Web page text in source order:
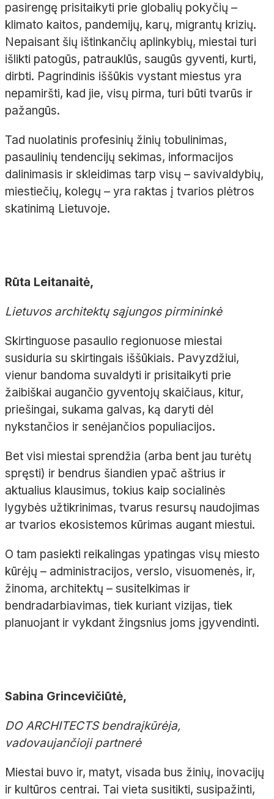
pasirengę prisitaikyti prie globalių pokyčių –
klimato kaitos, pandemijų, karų, migrantų krizių.
Nepaisant šių ištinkančių aplinkybių, miestai turi
išlikti patogūs, patrauklūs, saugūs gyventi, kurti,
dirbti. Pagrindinis iššūkis vystant miestus yra
nepamiršti, kad jie, visų pirma, turi būti tvarūs ir
pažangūs.
Tad nuolatinis profesinių žinių tobulinimas,
pasaulinių tendencijų sekimas, informacijos
dalinimasis ir skleidimas tarp visų – savivaldybių,
miestiečių, kolegų – yra raktas į tvarios plėtros
skatinimą Lietuvoje.
Rūta Leitanaitė,
Lietuvos architektų sąjungos pirmininkė
Skirtinguose pasaulio regionuose miestai
susiduria su skirtingais iššūkiais. Pavyzdžiui,
vienur bandoma suvaldyti ir prisitaikyti prie
žaibiškai augančio gyventojų skaičiaus, kitur,
priešingai, sukama galvas, ką daryti dėl
nykstančios ir senėjančios populiacijos.
Bet visi miestai sprendžia (arba bent jau turėtų
spręsti) ir bendrus šiandien ypač aštrius ir
aktualius klausimus, tokius kaip socialinės
lygybės užtikrinimas, tvarus resursų naudojimas
ar tvarios ekosistemos kūrimas augant miestui.
O tam pasiekti reikalingas ypatingas visų miesto
kūrėjų – administracijos, verslo, visuomenės, ir,
žinoma, architektų – susitelkimas ir
bendradarbiavimas, tiek kuriant vizijas, tiek
planuojant ir vykdant žingsnius joms įgyvendinti.
Sabina Grincevičiūtė,
DO ARCHITECTS bendraįkūrėja,
vadovaujančioji partnerė
Miestai buvo ir, matyt, visada bus žinių, inovacijų
ir kultūros centrai. Tai vieta susitikti, susipažinti,